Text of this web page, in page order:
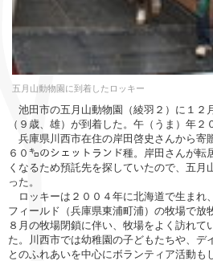
五月山動物園に到着したロッキー
池田市の五月山動物園（綾羽２）に１２
（９歳、雄）が到着した。午（うま）年２
兵庫県川西市在住の岸田啓史さんから寄
６０㌔のシェットランド種。岸田さんが転
くなるため預託先を探していたので、五月
った。
ロッキーは２００４年に北海道で生まれ
フィールド（兵庫県東浦町浦）の牧場で放
８月の牧場閉鎖に伴い、牧場をよく訪れて
た。川西市では幼稚園の子どもたちや、デ
とのふれあいを中心にボランティア活動も